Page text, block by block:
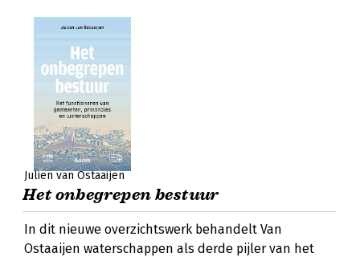
Julien van Ostaaijen
Het onbegrepen bestuur
In dit nieuwe overzichtswerk behandelt Van
Ostaaijen waterschappen als derde pijler van het